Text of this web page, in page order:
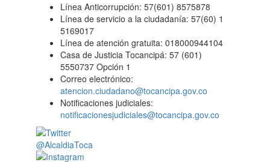
Línea Anticorrupción: 57(601) 8575878
Línea de servicio a la ciudadanía: 57(60) 1
5169017
Línea de atención gratuita: 018000944104
Casa de Justicia Tocancipá: 57 (601)
5550737 Opción 1
Correo electrónico:
atencion.ciudadano@tocancipa.gov.co
Notificaciones judiciales:
notificacionesjudiciales@tocancipa.gov.co
@AlcaldiaToca